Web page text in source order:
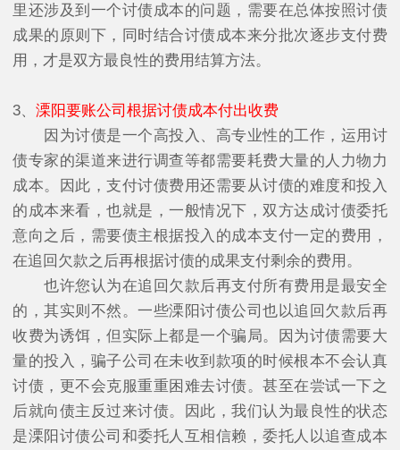
里还涉及到一个讨债成本的问题，需要在总体按照讨债
成果的原则下，同时结合讨债成本来分批次逐步支付费
用，才是双方最良性的费用结算方法。
3、 溧阳要账公司根据讨债成本付出收费
因为讨债是一个高投入、高专业性的工作，运用讨
债专家的渠道来进行调查等都需要耗费大量的人力物力
成本。因此，支付讨债费用还需要从讨债的难度和投入
的成本来看，也就是，一般情况下，双方达成讨债委托
意向之后，需要债主根据投入的成本支付一定的费用，
在追回欠款之后再根据讨债的成果支付剩余的费用。
也许您认为在追回欠款后再支付所有费用是最安全
的，其实则不然。一些溧阳讨债公司也以追回欠款后再
收费为诱饵，但实际上都是一个骗局。因为讨债需要大
量的投入，骗子公司在未收到款项的时候根本不会认真
讨债，更不会克服重重困难去讨债。甚至在尝试一下之
后就向债主反过来讨债。因此，我们认为最良性的状态
是溧阳讨债公司和委托人互相信赖，委托人以追查成本